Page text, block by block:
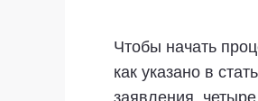
Чтобы начать
как указано в
заявления,